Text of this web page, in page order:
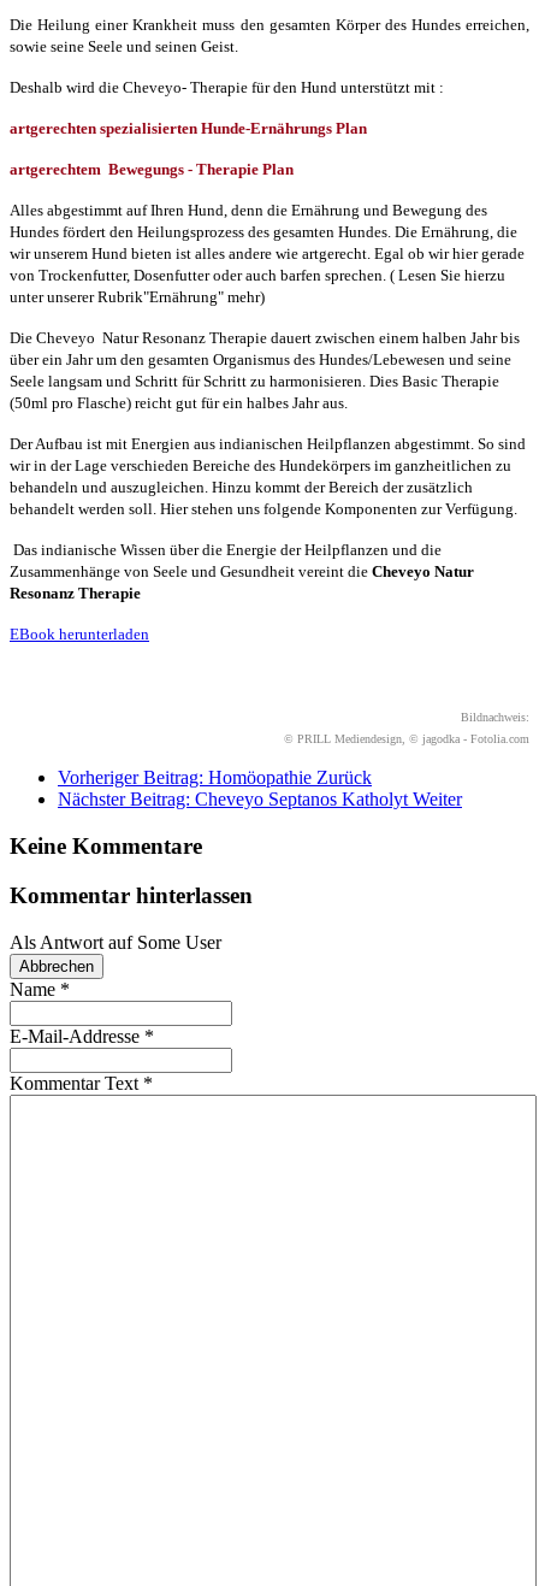
Die Heilung einer Krankheit muss den gesamten Körper des Hundes erreichen,
sowie seine Seele und seinen Geist.
Deshalb wird die Cheveyo- Therapie für den Hund unterstützt mit :
artgerechten spezialisierten Hunde-Ernährungs Plan
artgerechtem Bewegungs - Therapie Plan
Alles abgestimmt auf Ihren Hund, denn die Ernährung und Bewegung des
Hundes fördert den Heilungsprozess des gesamten Hundes. Die Ernährung, die
wir unserem Hund bieten ist alles andere wie artgerecht. Egal ob wir hier gerade
von Trockenfutter, Dosenfutter oder auch barfen sprechen. ( Lesen Sie hierzu
unter unserer Rubrik"Ernährung" mehr)
Die Cheveyo Natur Resonanz Therapie dauert zwischen einem halben Jahr bis
über ein Jahr um den gesamten Organismus des Hundes/Lebewesen und seine
Seele langsam und Schritt für Schritt zu harmonisieren. Dies Basic Therapie
(50ml pro Flasche) reicht gut für ein halbes Jahr aus.
Der Aufbau ist mit Energien aus indianischen Heilpflanzen abgestimmt. So sind
wir in der Lage verschieden Bereiche des Hundekörpers im ganzheitlichen zu
behandeln und auszugleichen. Hinzu kommt der Bereich der zusätzlich
behandelt werden soll. Hier stehen uns folgende Komponenten zur Verfügung.
Das indianische Wissen über die Energie der Heilpflanzen und die
Zusammenhänge von Seele und Gesundheit vereint die Cheveyo Natur
Resonanz Therapie
EBook herunterladen
Bildnachweis:
© PRILL Mediendesign, © jagodka - Fotolia.com
Vorheriger Beitrag: Homöopathie Zurück
Nächster Beitrag: Cheveyo Septanos KatholytWeiter
Keine Kommentare
Kommentar hinterlassen
Als Antwort auf Some User
Abbrechen
Name *
E-Mail-Addresse *
Kommentar Text *